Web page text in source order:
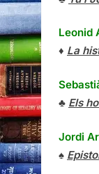
Leonid
♦ La
♣ Els
Jordi
♠